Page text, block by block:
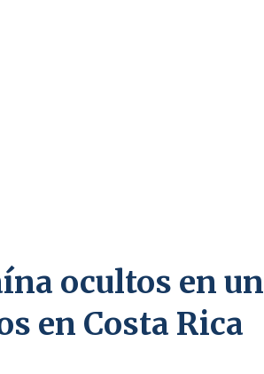
ocultos en un
en Costa Rica